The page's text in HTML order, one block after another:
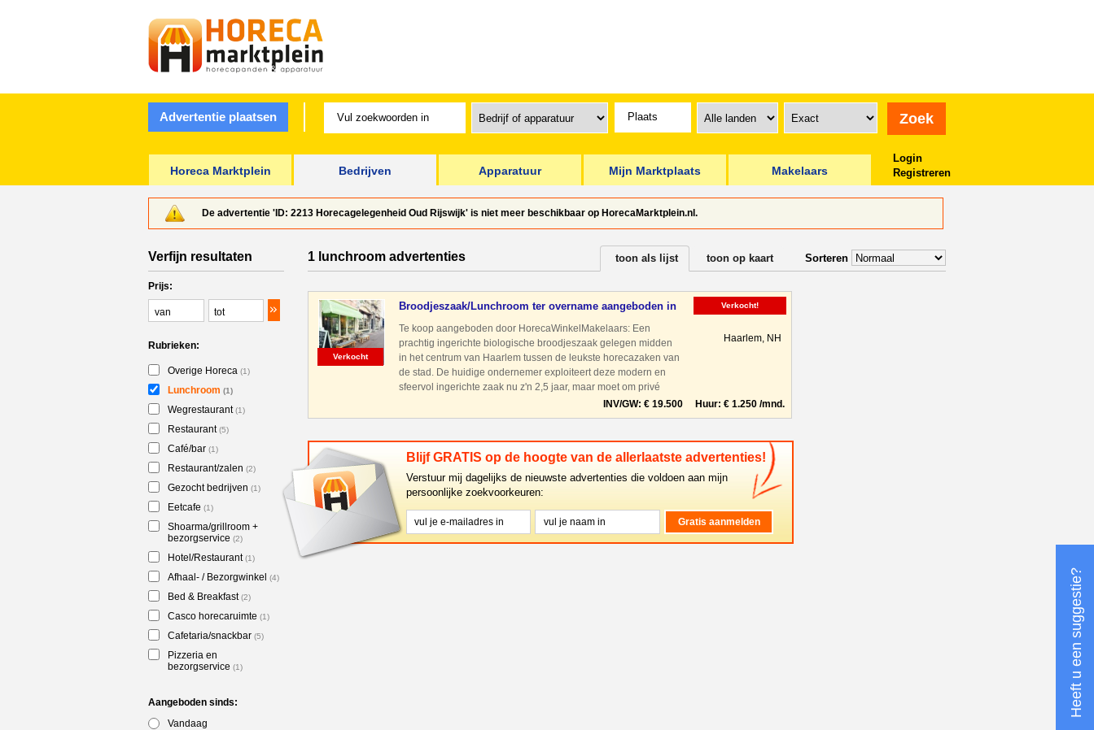
Advertentie plaatsen
Horeca Marktplein Bedrijven Apparatuur Mijn Marktplaats Makelaars
Login
Registreren
De advertentie 'ID: 2213 Horecagelegenheid Oud Rijswijk' is niet meer beschikbaar op HorecaMarktplein.nl.
Verfijn resultaten
Prijs:
Rubrieken:
Overige Horeca (1)
Lunchroom (1)
Wegrestaurant(1)
Restaurant(5)
Café/bar (1)
Restaurant/zalen (2)
Gezocht bedrijven (1)
Eetcafe (1)
Shoarma/grillroom +
bezorgservice (2)
Hotel/Restaurant(1)
Afhaal- / Bezorgwinkel (4)
Bed & Breakfast(2)
Casco horecaruimte (1)
Cafetaria/snackbar (5)
Pizzeria en
bezorgservice (1)
Aangeboden sinds:
Vandaag
1 lunchroom advertenties Sorteren
toon als lijst toon op kaart
Verkocht
Broodjeszaak/Lunchroom ter overname aangeboden in
Te koop aangeboden door HorecaWinkelMakelaars: Een
prachtig ingerichte biologische broodjeszaak gelegen midden
in het centrum van Haarlem tussen de leukste horecazaken van
de stad. De huidige ondernemer exploiteert deze modern en
sfeervol ingerichte zaak nu z'n 2,5 jaar, maar moet om privé
redenen stoppen en daarom is dit een unieke kans voor een s
Haarlem, NH
INV/GW: € 19.500 Huur: € 1.250 /mnd.
Verkocht!
Blijf GRATIS op de hoogte van de allerlaatste advertenties!
Verstuur mij dagelijks de nieuwste advertenties die voldoen aan mijn
persoonlijke zoekvoorkeuren:
Heeft u een suggestie?